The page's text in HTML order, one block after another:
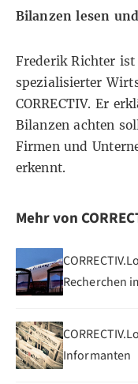
Bilanzen lesen
Frederik Richter
spezialisierter
CORRECTIV. Er
Bilanzen achten
Firmen und
erkennt.
Mehr von
Recherchen
Informanten